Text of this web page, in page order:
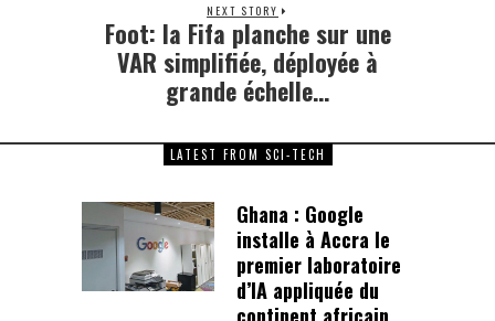
NEXT STORY
Next
post:
Foot: la Fifa planche sur une
VAR simplifiée, déployée à
grande échelle…
LATEST FROM SCI-TECH
Ghana : Google
installe à Accra le
premier laboratoire
d’IA appliquée du
continent africain